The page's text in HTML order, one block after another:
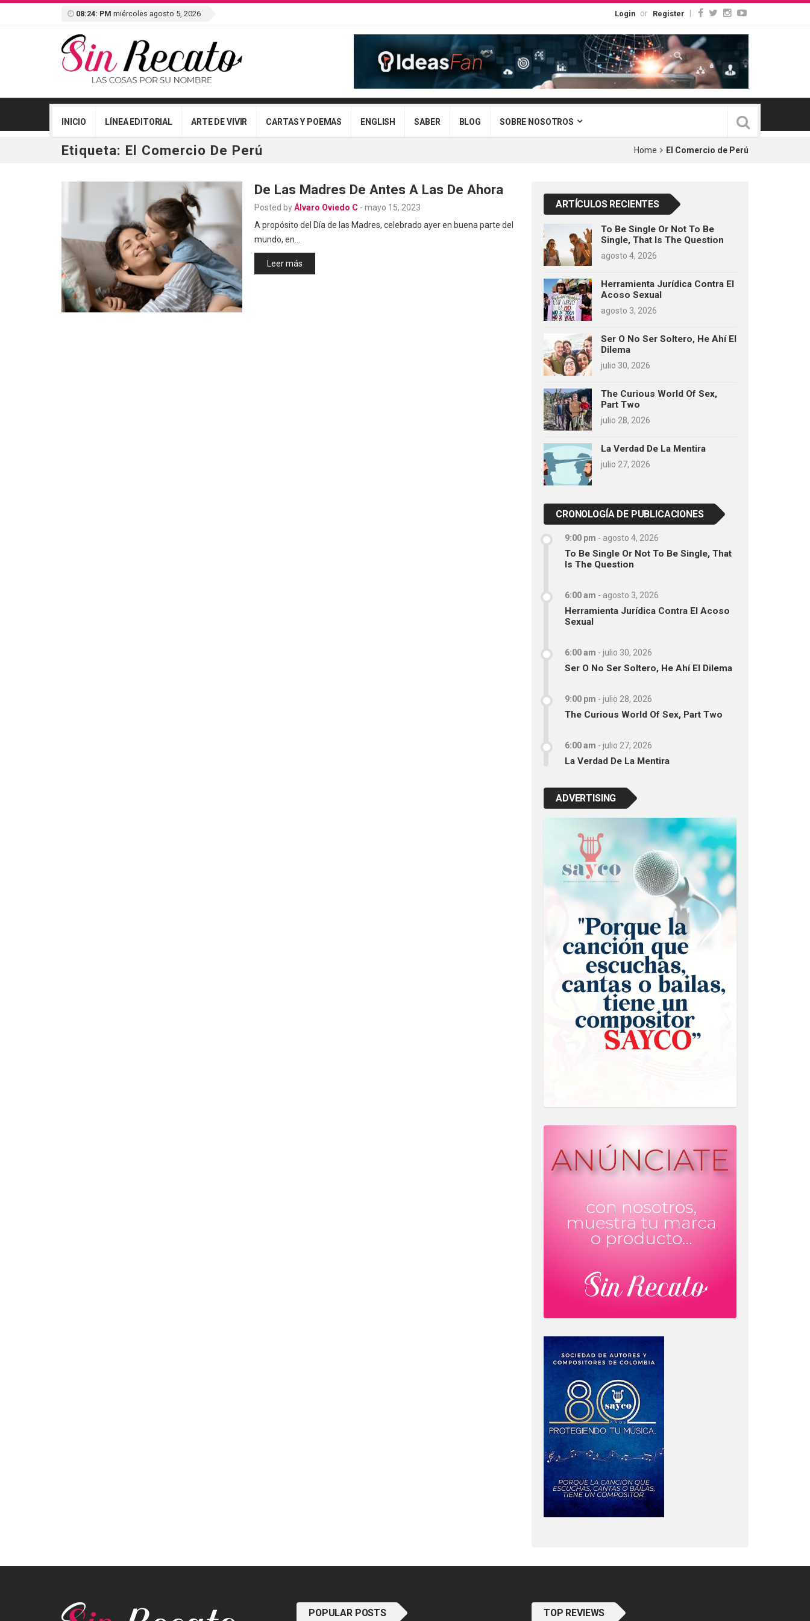
08:24: PM miércoles agosto 5, 2026 Login or Register
INICIO LÍNEA EDITORIAL ARTE DE VIVIR CARTAS Y POEMAS ENGLISH SABER BLOG SOBRE NOSOTROS
Etiqueta: El Comercio De Perú Home El Comercio de Perú
De Las Madres De Antes A Las De Ahora
Posted byÁlvaro Oviedo C - mayo 15, 2023
A propósito del Día de las Madres, celebrado ayer en buena parte del
mundo, en…
Leer más
ARTÍCULOS RECIENTES
To Be Single Or Not To Be
Single, That Is The Question
agosto 4, 2026
Herramienta Jurídica Contra El
Acoso Sexual
agosto 3, 2026
Ser O No Ser Soltero, He Ahí El
Dilema
julio 30, 2026
The Curious World Of Sex,
Part Two
julio 28, 2026
La Verdad De La Mentira
julio 27, 2026
CRONOLOGÍA DE PUBLICACIONES
9:00 pm - agosto 4, 2026
To Be Single Or Not To Be Single, That
Is The Question
6:00 am - agosto 3, 2026
Herramienta Jurídica Contra El Acoso
Sexual
6:00 am - julio 30, 2026
Ser O No Ser Soltero, He Ahí El Dilema
9:00 pm - julio 28, 2026
The Curious World Of Sex, Part Two
6:00 am - julio 27, 2026
La Verdad De La Mentira
ADVERTISING
POPULAR POSTS TOP REVIEWS